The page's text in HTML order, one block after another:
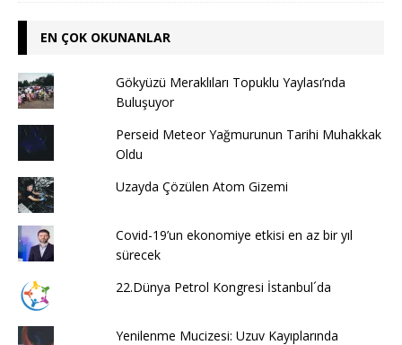
EN ÇOK OKUNANLAR
Gökyüzü Meraklıları Topuklu Yaylası’nda
Buluşuyor
Perseid Meteor Yağmurunun Tarihi Muhakkak
Oldu
Uzayda Çözülen Atom Gizemi
Covid-19’un ekonomiye etkisi en az bir yıl
sürecek
22.Dünya Petrol Kongresi İstanbul´da
Yenilenme Mucizesi: Uzuv Kayıplarında